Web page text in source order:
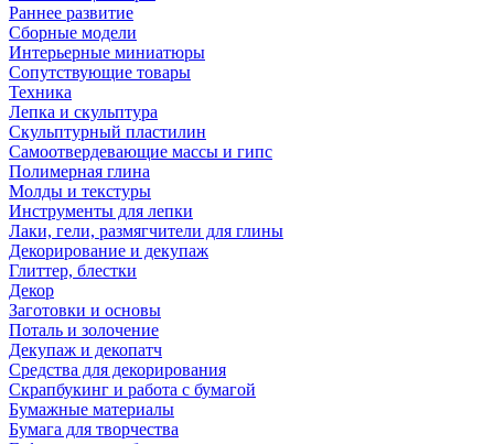
Раннее развитие
Сборные модели
Интерьерные миниатюры
Сопутствующие товары
Техника
Лепка и скульптура
Скульптурный пластилин
Самоотвердевающие массы и гипс
Полимерная глина
Молды и текстуры
Инструменты для лепки
Лаки, гели, размягчители для глины
Декорирование и декупаж
Глиттер, блестки
Декор
Заготовки и основы
Поталь и золочение
Декупаж и декопатч
Средства для декорирования
Скрапбукинг и работа с бумагой
Бумажные материалы
Бумага для творчества